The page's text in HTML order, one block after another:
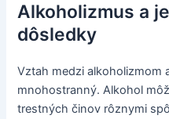
Alkoholizmus a
dôsledky
Vztah medzi alkoholizmom
mnohostranný. Alkohol
trestných činov rôznymi